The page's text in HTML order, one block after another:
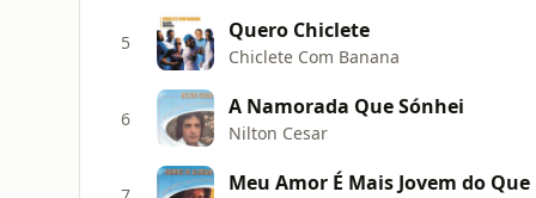
5 Quero Chiclete
Chiclete Com Banana
6 A Namorada Que Sónhei
Nilton Cesar
Meu Amor É Mais Jovem do Que